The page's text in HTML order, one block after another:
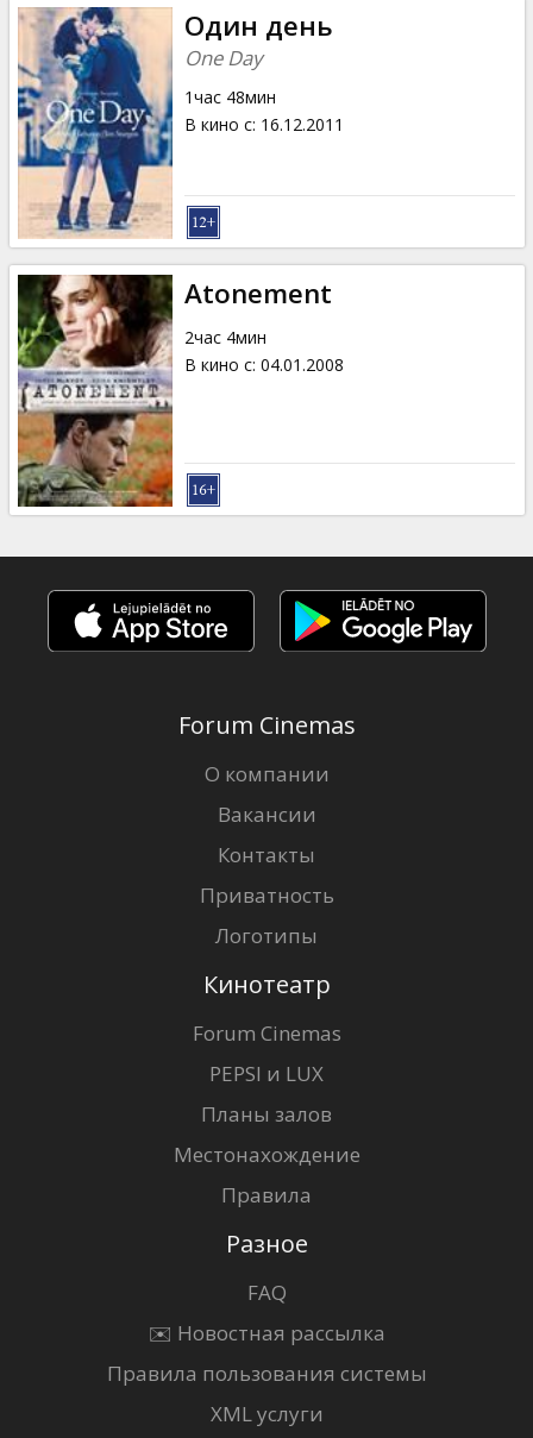
Один день
One Day
1час 48мин
В кино с: 16.12.2011
Atonement
2час 4мин
В кино с: 04.01.2008
Forum Cinemas
О компании
Вакансии
Контакты
Приватность
Логотипы
Кинотеатр
Forum Cinemas
PEPSI и LUX
Планы залов
Местонахождение
Правила
Разное
FAQ
✉️ Новостная рассылка
Правила пользования системы
XML услуги